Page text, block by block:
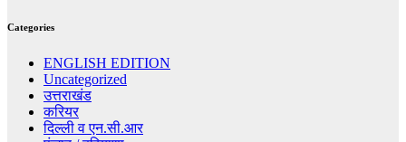
Categories
ENGLISH EDITION
Uncategorized
उत्तराखंड
करियर
दिल्ली व एन.सी.आर